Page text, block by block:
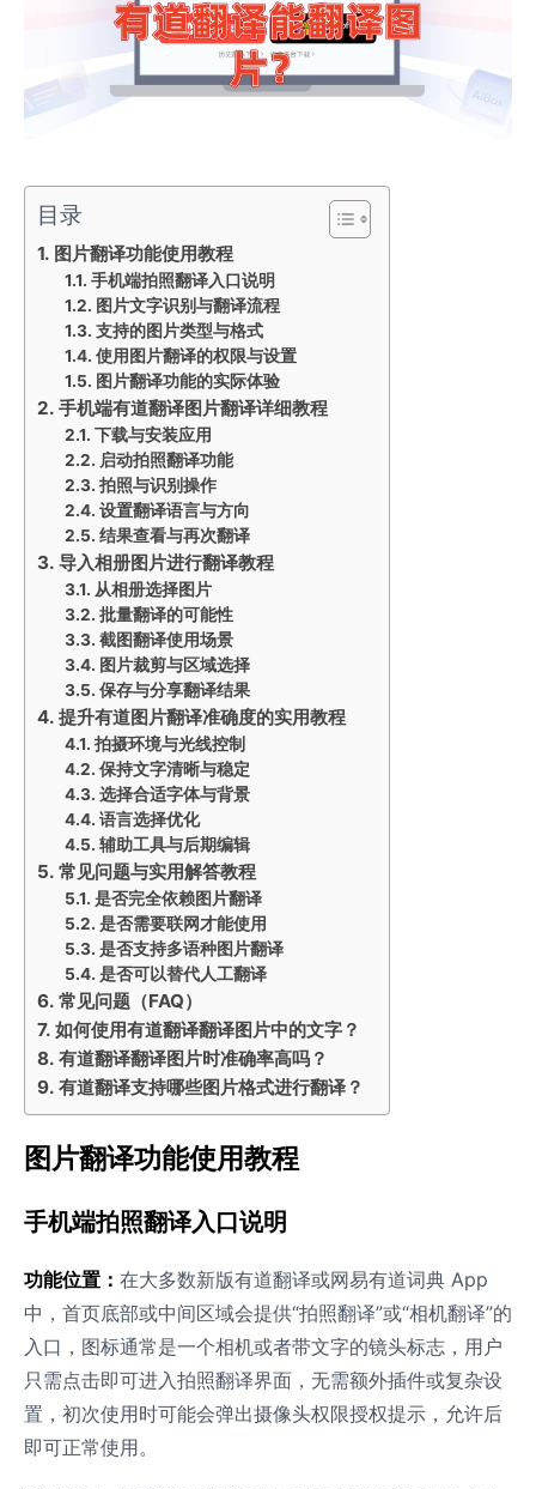
目录
图片翻译功能使用教程
手机端拍照翻译入口说明
图片文字识别与翻译流程
支持的图片类型与格式
使用图片翻译的权限与设置
图片翻译功能的实际体验
手机端有道翻译图片翻译详细教程
下载与安装应用
启动拍照翻译功能
拍照与识别操作
设置翻译语言与方向
结果查看与再次翻译
导入相册图片进行翻译教程
从相册选择图片
批量翻译的可能性
截图翻译使用场景
图片裁剪与区域选择
保存与分享翻译结果
提升有道图片翻译准确度的实用教程
拍摄环境与光线控制
保持文字清晰与稳定
选择合适字体与背景
语言选择优化
辅助工具与后期编辑
常见问题与实用解答教程
是否完全依赖图片翻译
是否需要联网才能使用
是否支持多语种图片翻译
是否可以替代人工翻译
常见问题（FAQ）
如何使用有道翻译翻译图片中的文字？
有道翻译翻译图片时准确率高吗？
有道翻译支持哪些图片格式进行翻译？
图片翻译功能使用教程
手机端拍照翻译入口说明
功能位置： 在大多数新版有道翻译或网易有道词典 App
中，首页底部或中间区域会提供“拍照翻译”或“相机翻译”的
入口，图标通常是一个相机或者带文字的镜头标志，用户
只需点击即可进入拍照翻译界面，无需额外插件或复杂设
置，初次使用时可能会弹出摄像头权限授权提示，允许后
即可正常使用。